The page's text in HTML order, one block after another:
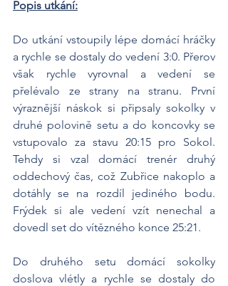
Popis utkání:
Do utkání vstoupily lépe domácí hráčky
a rychle se dostaly do vedení 3:0. Přerov
však rychle vyrovnal a vedení se
přelévalo ze strany na stranu. První
výraznější náskok si připsaly sokolky v
druhé polovině setu a do koncovky se
vstupovalo za stavu 20:15 pro Sokol.
Tehdy si vzal domácí trenér druhý
oddechový čas, což Zubřice nakoplo a
dotáhly se na rozdíl jediného bodu.
Frýdek si ale vedení vzít nenechal a
dovedl set do vítězného konce 25:21.
Do druhého setu domácí sokolky
doslova vlétly a rychle se dostaly do